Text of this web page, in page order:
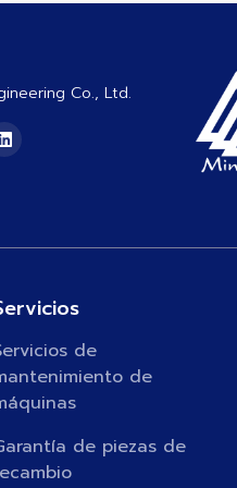
Co., Ltd.
de
de
de piezas de